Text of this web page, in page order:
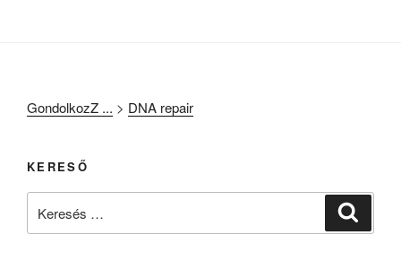
GondolkozZ ... > DNA repair
KERESŐ